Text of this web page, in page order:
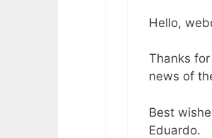
Hello,
Thanks
news of
Best
Eduardo.